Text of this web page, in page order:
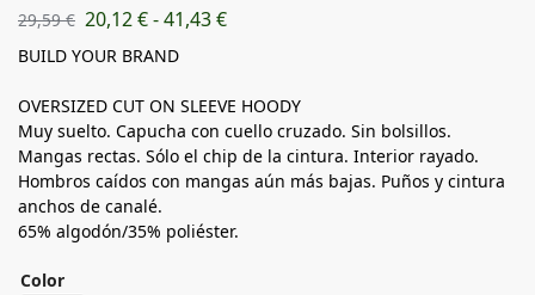
29,59€ 20,12€-41,43€
BUILD YOUR BRAND
OVERSIZED CUT ON SLEEVE HOODY
Muy suelto. Capucha con cuello cruzado. Sin bolsillos.
Mangas rectas. Sólo el chip de la cintura. Interior rayado.
Hombros caídos con mangas aún más bajas. Puños y cintura
anchos de canalé.
65% algodón/35% poliéster.
Color